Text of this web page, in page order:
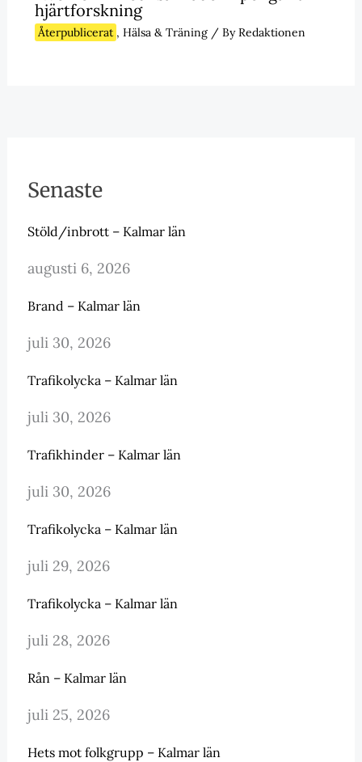
hjärtforskning
Återpublicerat , Hälsa & Träning/ ByRedaktionen
Senaste
Stöld/inbrott – Kalmar län
augusti 6, 2026
Brand – Kalmar län
juli 30, 2026
Trafikolycka – Kalmar län
juli 30, 2026
Trafikhinder – Kalmar län
juli 30, 2026
Trafikolycka – Kalmar län
juli 29, 2026
Trafikolycka – Kalmar län
juli 28, 2026
Rån – Kalmar län
juli 25, 2026
Hets mot folkgrupp – Kalmar län